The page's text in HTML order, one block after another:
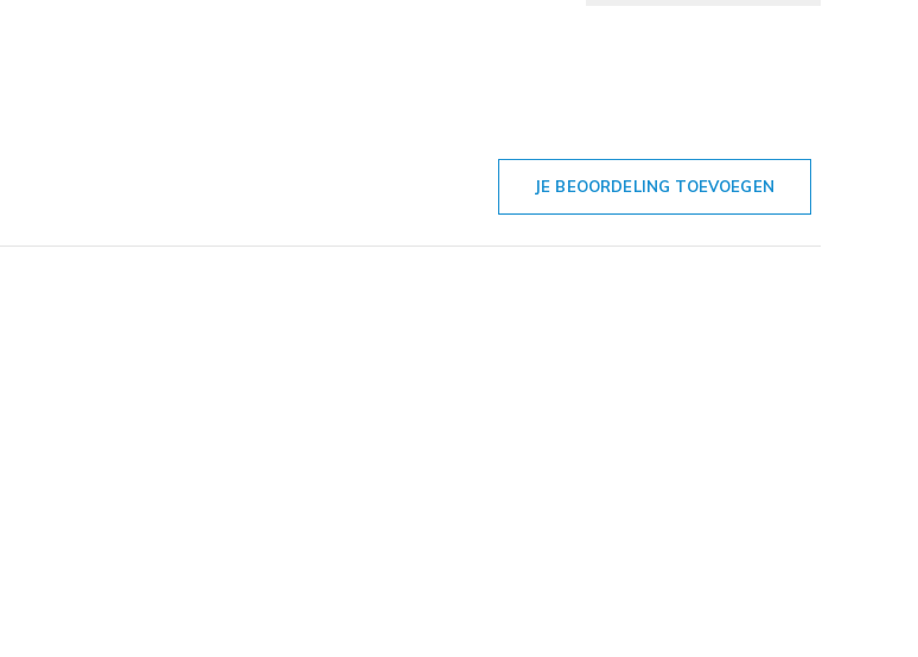
JE BEOORDELING TOEVOEGEN